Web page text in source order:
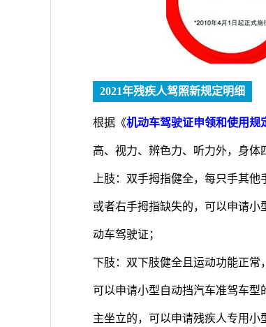
2021年残疾人驾照新规定明细
根据《机动车驾驶证申领和使用规
高、视力、辨色力、听力外，身体
上肢：双手拇指健全，每只手其
或者右手拇指缺失的，可以申请
动车驾驶证；
下肢：双下肢健全且运动功能正常
可以申请小型自动挡汽车准驾车型
主坐立的，可以申请残疾人专用小